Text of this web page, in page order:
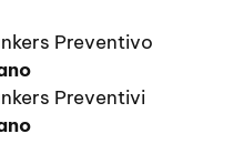
Preventivo
Preventivi